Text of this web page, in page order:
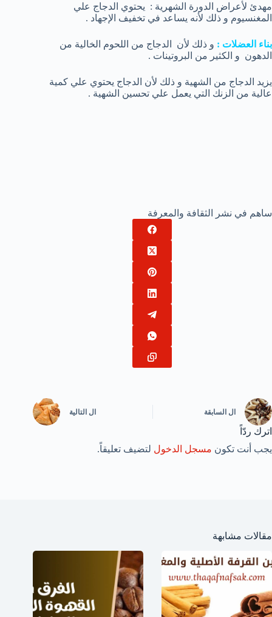
مهدئ لأعراض الدورة الشهرية : يحتوي الدجاج علي
المغنسيوم و ذلك لأنه يساعد في تخفيف الإجهاد .
بناء العضلات : و ذلك لأن الدجاج من اللحوم الخالية من
الدهون و الكثير من البروتينات .
يزيد الدجاج من الشهية و ذلك لأن الدجاج يحتوي علي كمية
عالية من الزنك التي يعمل علي تحسين الشهية .
ساهم في نشر الثقافة والمعرفة
ال السابقة ال التالية
اترك ردّاً
يجب أنت تكون مسجل الدخول لتضيف تعليقاً.
مقالات مشابهة